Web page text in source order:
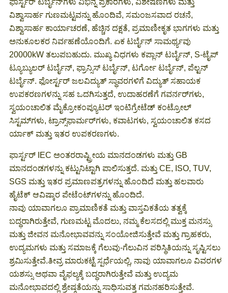
ವಿಶ್ವಾಸಾರ್ಹ ಗುಣಮಟ್ಟವನ್ನು ಹೊಂದಿವೆ, ಸಮಂಜಸವಾದ ರಚನೆ,
ವಿಶ್ವಾಸಾರ್ಹ ಕಾರ್ಯಾಚರಣೆ, ಹೆಚ್ಚಿನ ದಕ್ಷತೆ, ಪ್ರಮಾಣೀಕೃತ ಭಾಗಗಳು ಮತ್ತು
ಅನುಕೂಲಕರ ನಿರ್ವಹಣೆಯೊಂದಿಗೆ. ಏಕ ಟರ್ಬೈನ್ ಸಾಮರ್ಥ್ಯವು
20000kW ತಲುಪಬಹುದು. ಮುಖ್ಯ ವಿಧಗಳು ಕಪ್ಲಾನ್ ಟರ್ಬೈನ್, S-ಟೈಪ್
ಟ್ಯೂಬ್ಯುಲರ್ ಟರ್ಬೈನ್, ಫ್ರಾನ್ಸಿಸ್ ಟರ್ಬೈನ್, ಟರ್ಗೋ ಟರ್ಬೈನ್, ಪೆಲ್ಟನ್
ಟರ್ಬೈನ್. ಫೋರ್ಸ್ಟರ್ ಜಲವಿದ್ಯುತ್ ಸ್ಥಾವರಗಳಿಗೆ ವಿದ್ಯುತ್ ಸಹಾಯಕ
ಉಪಕರಣಗಳನ್ನು ಸಹ ಒದಗಿಸುತ್ತದೆ, ಉದಾಹರಣೆಗೆ ಗವರ್ನರ್‌ಗಳು,
ಸ್ವಯಂಚಾಲಿತ ಮೈಕ್ರೋಕಂಪ್ಯೂಟರ್ ಇಂಟಿಗ್ರೇಟೆಡ್ ಕಂಟ್ರೋಲ್
ಸಿಸ್ಟಮ್‌ಗಳು, ಟ್ರಾನ್ಸ್‌ಫಾರ್ಮರ್‌ಗಳು, ಕವಾಟಗಳು, ಸ್ವಯಂಚಾಲಿತ ಕಸದ
ರ್ಯಾಕ್ ಮತ್ತು ಇತರ ಉಪಕರಣಗಳು.
ಫಾರ್ಸ್ಟರ್ IEC ಅಂತರರಾಷ್ಟ್ರೀಯ ಮಾನದಂಡಗಳು ಮತ್ತು GB
ಮಾನದಂಡಗಳನ್ನು ಕಟ್ಟುನಿಟ್ಟಾಗಿ ಪಾಲಿಸುತ್ತದೆ. ಮತ್ತು CE, ISO, TUV,
SGS ಮತ್ತು ಇತರ ಪ್ರಮಾಣಪತ್ರಗಳನ್ನು ಹೊಂದಿದೆ ಮತ್ತು ಹಲವಾರು
ಹೈಟೆಕ್ ಆವಿಷ್ಕಾರ ಪೇಟೆಂಟ್‌ಗಳನ್ನು ಹೊಂದಿದೆ.
ನಾವು ಯಾವಾಗಲೂ ಪ್ರಾಮಾಣಿಕತೆ ಮತ್ತು ವಾಸ್ತವಿಕತೆಯ ತತ್ವಕ್ಕೆ
ಬದ್ಧರಾಗಿರುತ್ತೇವೆ, ಗುಣಮಟ್ಟ ಮೊದಲು, ನಮ್ಮ ಕೆಲಸದಲ್ಲಿ ಮುಕ್ತ ಮನಸ್ಸು
ಮತ್ತು ಜೀವನ ಮನೋಭಾವವನ್ನು ಸಂಯೋಜಿಸುತ್ತೇವೆ ಮತ್ತು ಗ್ರಾಹಕರು,
ಉದ್ಯಮಗಳು ಮತ್ತು ಸಮಾಜಕ್ಕೆ ಗೆಲುವು-ಗೆಲುವಿನ ಪರಿಸ್ಥಿತಿಯನ್ನು ಸೃಷ್ಟಿಸಲು
ಶ್ರಮಿಸುತ್ತೇವೆ.ತೀವ್ರ ಮಾರುಕಟ್ಟೆ ಸ್ಪರ್ಧೆಯಲ್ಲಿ, ನಾವು ಯಾವಾಗಲೂ ವಿವರಗಳ
ಯಶಸ್ಸು ಅಥವಾ ವೈಫಲ್ಯಕ್ಕೆ ಬದ್ಧರಾಗಿರುತ್ತೇವೆ ಮತ್ತು ಉದ್ಯಮ
ಮನೋಭಾವದಲ್ಲಿ ಶ್ರೇಷ್ಠತೆಯನ್ನು ಸಾಧಿಸುವತ್ತ ಗಮನಹರಿಸುತ್ತೇವೆ.